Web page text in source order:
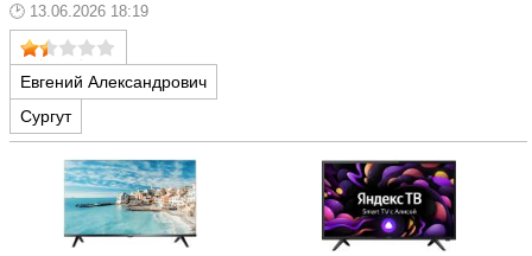
13.06.2026 18:19
Евгений Александрович
Сургут